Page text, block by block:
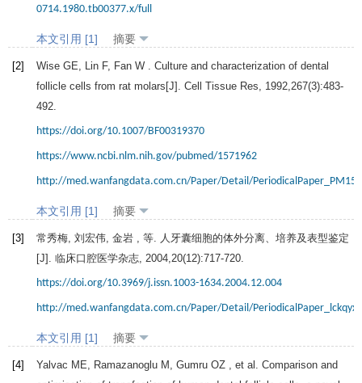
0714.1980.tb00377.x/full
本文引用 [1] 摘要
[2] Wise GE Lin F, Fan W . Culture and characterization of dental
follicle cells from rat molars[J]. Cell Tissue Res 1992 267(3):483-
492.
https://doi.org/10.1007/BF00319370
https://www.ncbi.nlm.nih.gov/pubmed/1571962
http://med.wanfangdata.com.cn/Paper/Detail/
本文引用 [1] 摘要
[3]
常秀梅, 刘宏伟, 金岩 , 等. 人牙囊细胞的体外分离、培养及表型鉴定
[J]. 临床口腔医学杂志 2004 20(12):717-720.
https://doi.org/10.3969/j.issn.1003-1634.2004.12.004
http://med.wanfangdata.com.cn/Paper/Detail/
本文引用 [1] 摘要
[4] Yalvac ME Ramazanoglu M Gumru OZ , et al. Comparison and